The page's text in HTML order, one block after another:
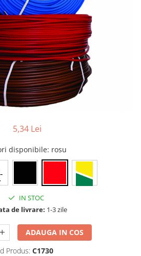
5,34 Lei
disponibile: rosu
IN STOC
de livrare: 1-3 zile
ADAUGA IN COS
Produs: C1730